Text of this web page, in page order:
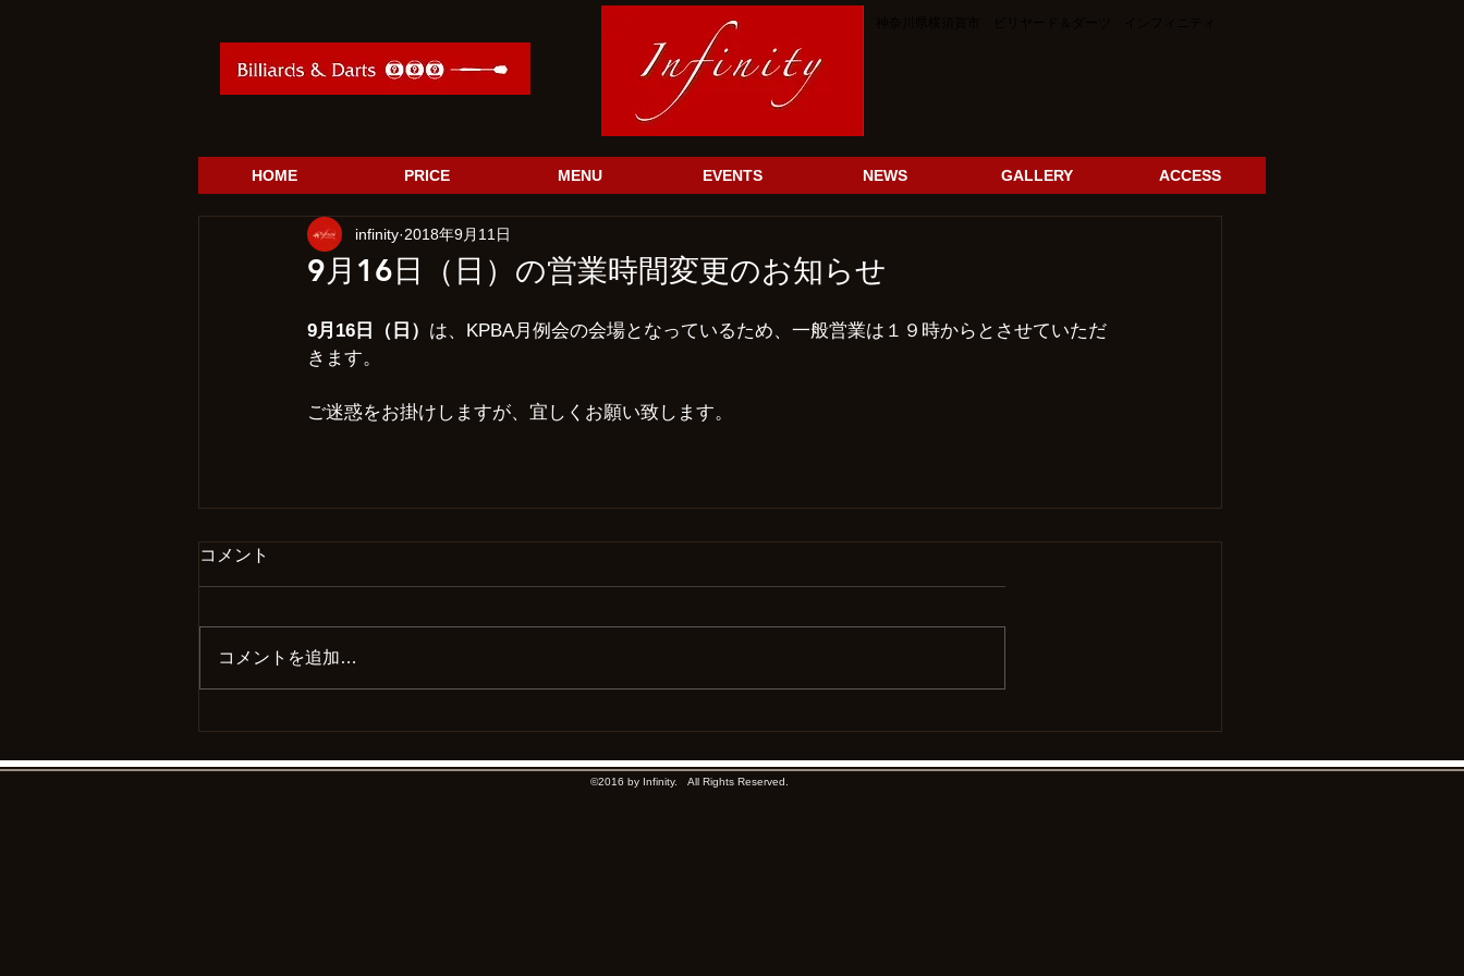
HOME PRICE MENU EVENTS NEWS GALLERY ACCESS
9月16日（日）の営業時間変更のお知らせ
infinity 2018年9月11日
9月16日（日） は、KPBA月例会の会場となっているため、一般営業は１９時からとさせていただ
きます。
ご迷惑をお掛けしますが、宜しくお願い致します。
コメント
コメントを追加…
©2016 by Infinity. All Rights Reserved.